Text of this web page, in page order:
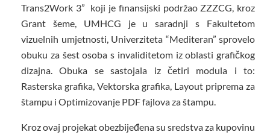
Trans2Work 3” koji je finansijski podržao ZZZCG, kroz
Grant šeme, UMHCG je u saradnji s Fakultetom
vizuelnih umjetnosti, Univerziteta “Mediteran” sprovelo
obuku za šest osoba s invaliditetom iz oblasti grafičkog
dizajna. Obuka se sastojala iz četiri modula i to:
Rasterska grafika, Vektorska grafika, Layout priprema za
štampu i Optimizovanje PDF fajlova za štampu.
Kroz ovaj projekat obezbijeđena su sredstva za kupovinu